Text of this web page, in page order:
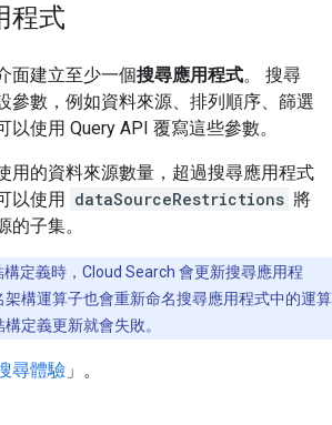
程式
面建立至少一個搜尋應用程式。 搜尋
參數，例如資料來源、排列順序、篩選
使用 Query API 覆寫這些參數。
用的資料來源數量，超過搜尋應用程式
以使用 dataSourceRestrictions 將
的子集。
定義時，Cloud Search 會更新搜尋應用程
構運算子也會重新命名搜尋應用程式中的運算
定義更新就會失敗。
尋體驗 」。